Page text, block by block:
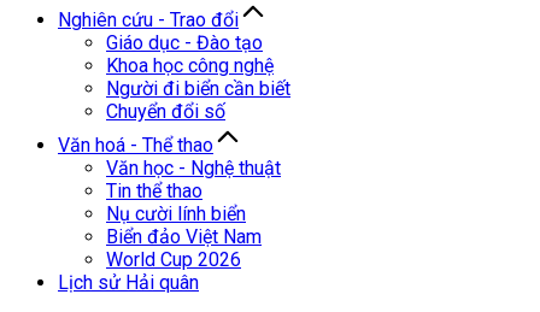
Nghiên cứu - Trao đổi
Giáo dục - Đào tạo
Khoa học công nghệ
Người đi biển cần biết
Chuyển đổi số
Văn hoá - Thể thao
Văn học - Nghệ thuật
Tin thể thao
Nụ cười lính biển
Biển đảo Việt Nam
World Cup 2026
Lịch sử Hải quân